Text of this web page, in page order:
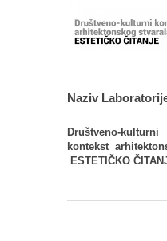
Naziv
Društveno-kulturni
kontekst
ESTETIČKO